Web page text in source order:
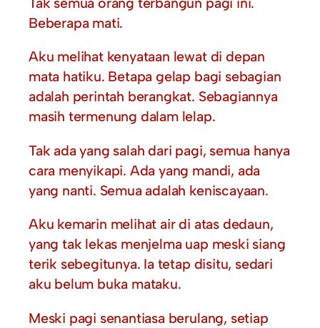
Beberapa mati.
Aku melihat kenyataan lewat di depan
mata hatiku. Betapa gelap bagi sebagian
adalah perintah berangkat. Sebagiannya
masih termenung dalam lelap.
Tak ada yang salah dari pagi, semua hanya
cara menyikapi. Ada yang mandi, ada
yang nanti. Semua adalah keniscayaan.
Aku kemarin melihat air di atas dedaun,
yang tak lekas menjelma uap meski siang
terik sebegitunya. Ia tetap disitu, sedari
aku belum buka mataku.
Meski pagi senantiasa berulang, setiap